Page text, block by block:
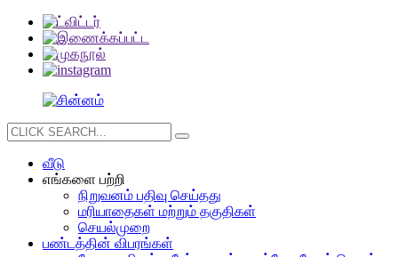
வீடு
எங்களை பற்றி
நிறுவனம் பதிவு செய்தது
மரியாதைகள் மற்றும் தகுதிகள்
செயல்முறை
பண்டத்தின் விபரங்கள்